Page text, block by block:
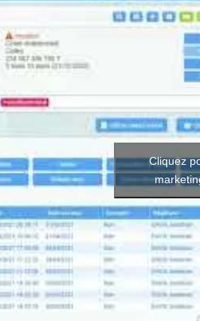
Cliquez